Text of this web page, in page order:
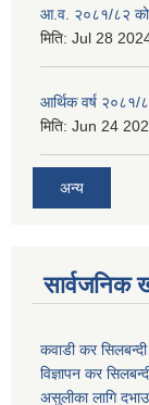
आ.व. २०८१/८२ को
मिति: Jul 28
आर्थिक वर्ष २०८१/
मिति: Jun 24
अन्य
सार्वजनिक
कवाडी कर
विज्ञापन कर
असुलीका लागि